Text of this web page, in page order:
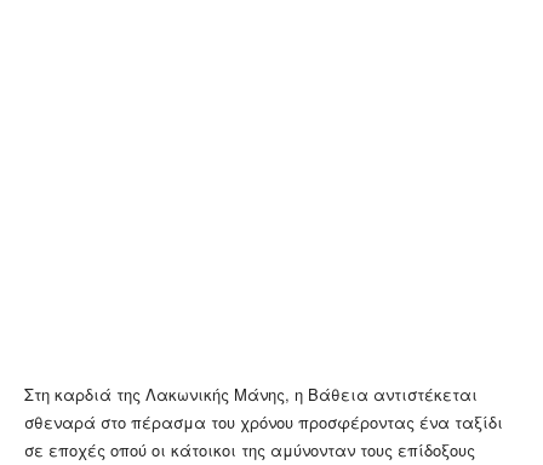
Στη καρδιά της Λακωνικής Μάνης, η Βάθεια αντιστέκεται
σθεναρά στο πέρασμα του χρόνου προσφέροντας ένα ταξίδι
σε εποχές οπού οι κάτοικοι της αμύνονταν τους επίδοξους